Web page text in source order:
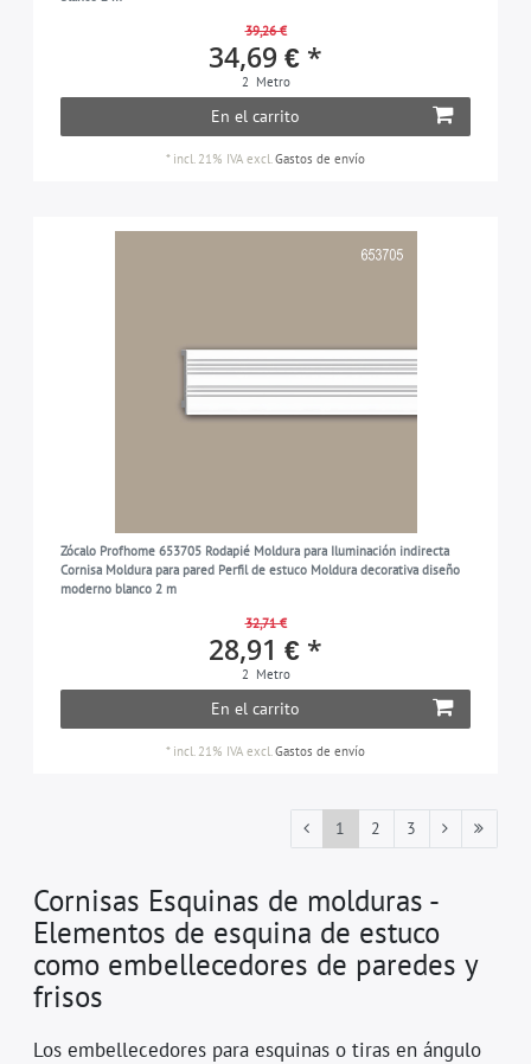
39,26 €
34,69 € *
2 Metro
En el carrito
* incl. 21% IVA excl.Gastos de envío
Zócalo Profhome 653705 Rodapié Moldura para Iluminación indirecta
Cornisa Moldura para pared Perfil de estuco Moldura decorativa diseño
moderno blanco 2 m
32,71 €
28,91 € *
2 Metro
En el carrito
* incl. 21% IVA excl. Gastos de envío
1 2 3
Cornisas Esquinas de molduras -
Elementos de esquina de estuco
como embellecedores de paredes y
frisos
Los embellecedores para esquinas o tiras en ángulo